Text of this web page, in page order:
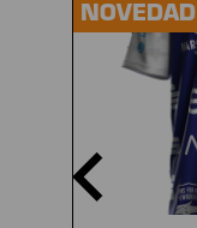
NOVEDAD